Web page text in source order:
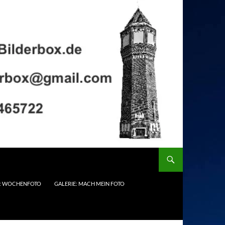
WOCHENFOTO GALERIE: MACH MEIN FOTO